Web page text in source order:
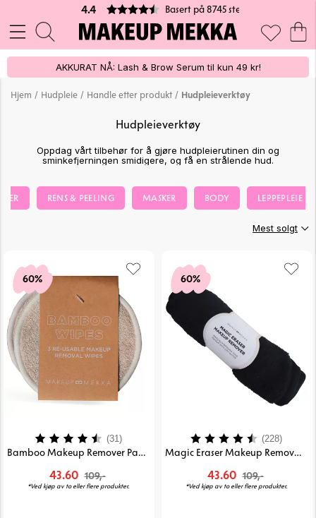
4.4 Basert på 8745 stemmer
AKKURAT NÅ: Lash & Brow Serum til kun 49 kr!
Hjem / Hudpleie / Handle etter produkt / Hudpleieverktøy
Hudpleieverktøy
Oppdag vårt tilbehør for å gjøre hudpleierutinen din og
sminkefjerningen smidigere, og få en strålende hud.
RENS & PEELING MASKER BODY LEPPEPLEIE
Mest solgt
60%
Bamboo Makeup Remover Pads 3pk
43.60 109,-
*Ved kjøp av to eller flere produkter.
Karakter: (31)4.5 av 5 mulige
60%
Magic Eraser Makeup Remover - Black
43.60 109,-
*Ved kjøp av to eller flere produkter.
Karakter: (228)